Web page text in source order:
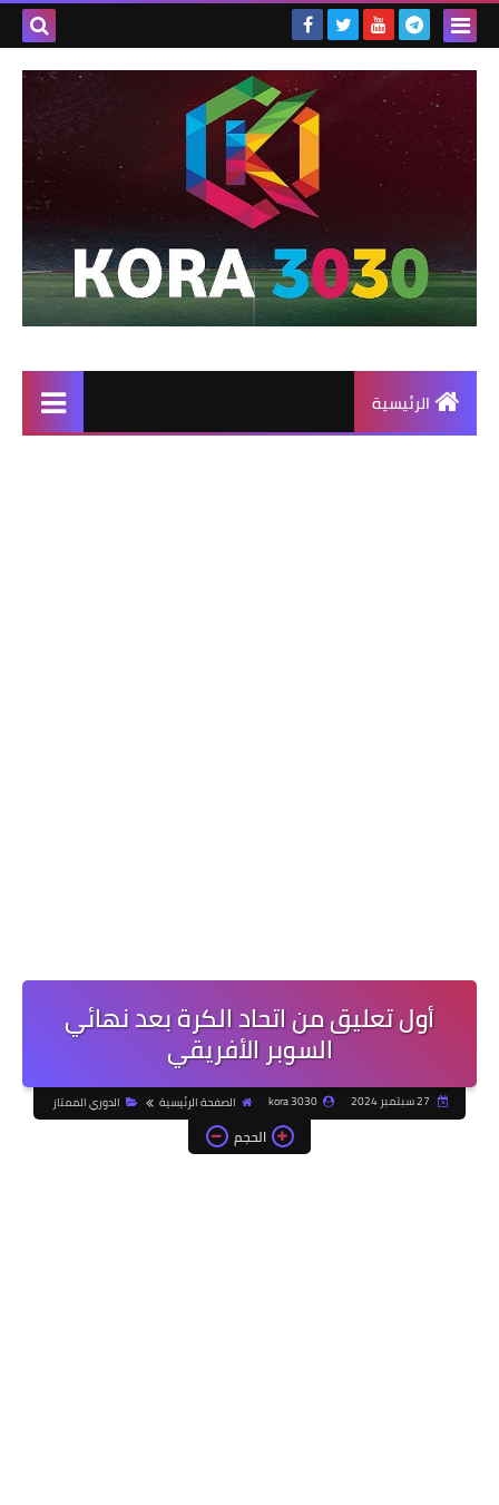
الرئيسية
أول تعليق من اتحاد الكرة بعد نهائي
السوبر الأفريقي
kora 3030 الصفحة الرئيسية الدوري الممتاز
الحجم